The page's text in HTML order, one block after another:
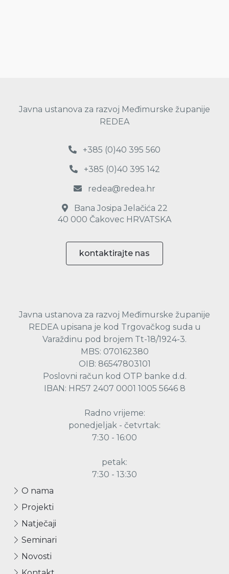
Javna ustanova za razvoj Međimurske županije
REDEA
+385 (0)40 395 560
+385 (0)40 395 142
redea@redea.hr
Bana Josipa Jelačića 22
40 000 Čakovec HRVATSKA
kontaktirajte nas
Javna ustanova za razvoj Međimurske županije
REDEA upisana je kod Trgovačkog suda u
Varaždinu pod brojem Tt-18/1924-3.
MBS: 070162380
OIB: 86547803101
Poslovni račun kod OTP banke d.d.
IBAN: HR57 2407 0001 1005 5646 8
Radno vrijeme:
ponedjeljak - četvrtak:
7:30 - 16:00
petak:
7:30 - 13:30
O nama
Projekti
Natječaji
Seminari
Novosti